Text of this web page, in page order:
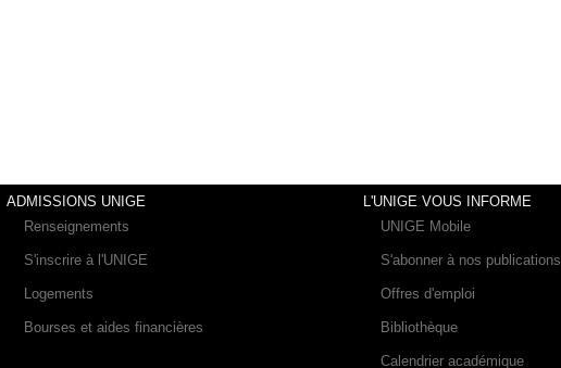
ADMISSIONS UNIGE
Renseignements
S'inscrire à l'UNIGE
Logements
Bourses et aides financières
L'UNIGE VOUS INFORME
UNIGE Mobile
S'abonner à nos publications
Offres d'emploi
Bibliothèque
Calendrier académique